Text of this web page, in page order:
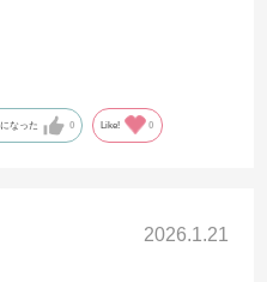
なった 0 Like! 0
2026.1.21